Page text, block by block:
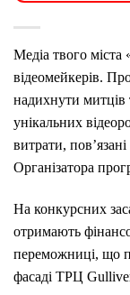
Медіа твого
відеомейкерів.
надихнути митців
унікальних
витрати,
Організатора
На конкурсних
отримають
переможниці, що
фасаді ТРЦ